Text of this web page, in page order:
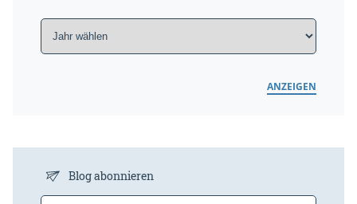
ANZEIGEN
Blog abonnieren